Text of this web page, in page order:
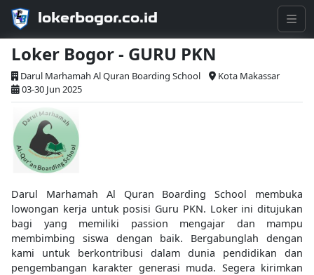
lokerbogor.co.id
Loker Bogor - GURU PKN
Darul Marhamah Al Quran Boarding School
Kota Makassar
03-30 Jun 2025
Darul Marhamah Al Quran Boarding School membuka
lowongan kerja untuk posisi Guru PKN. Loker ini ditujukan
bagi yang memiliki passion mengajar dan mampu
membimbing siswa dengan baik. Bergabunglah dengan
kami untuk berkontribusi dalam dunia pendidikan dan
pengembangan karakter generasi muda. Segera kirimkan